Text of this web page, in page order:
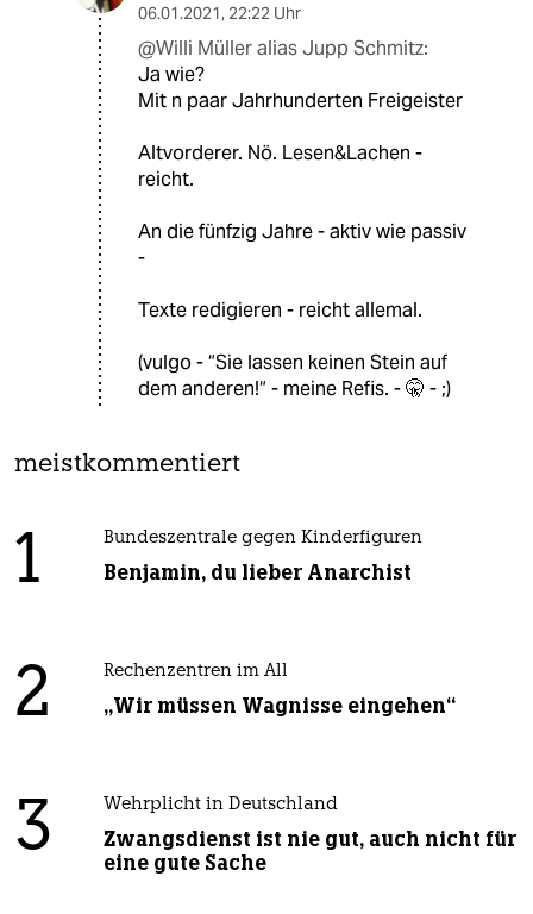
06.01.2021, 22:22 Uhr
@Willi Müller alias Jupp Schmitz:
Ja wie?
Mit n paar Jahrhunderten Freigeister
Altvorderer. Nö. Lesen&Lachen -
reicht.
An die fünfzig Jahre - aktiv wie passiv
-
Texte redigieren - reicht allemal.
(vulgo - “Sie lassen keinen Stein auf
dem anderen!“ - meine Refis. - 🤫 - ;)
meistkommentiert
1 Bundeszentrale gegen Kinderfiguren
Benjamin, du lieber Anarchist
2 Rechenzentren im All
„Wir müssen Wagnisse eingehen“
3 Wehrplicht in Deutschland
Zwangsdienst ist nie gut, auch nicht für
eine gute Sache